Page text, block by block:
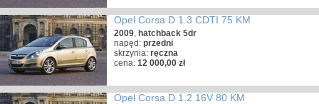
Opel Corsa D 1.3 CDTI 75 KM
2009, hatchback 5dr
napęd: przedni
skrzynia: ręczna
cena: 12 000,00 zł
Opel Corsa D 1.2 16V 80 KM